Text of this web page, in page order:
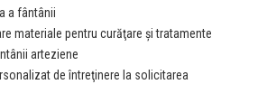
a fântânii
materiale pentru curăţare şi tratamente
arteziene
de întreţinere la solicitarea